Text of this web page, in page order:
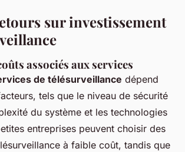
sur investissement
associés aux services
de télésurveillance dépend
tels que le niveau de sécurité
du système et les technologies
entreprises peuvent choisir des
à faible coût, tandis que